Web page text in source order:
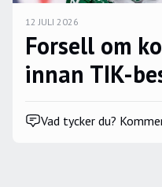
12 JULI 2026
Forsell om
innan TIK-
Vad tycker du?